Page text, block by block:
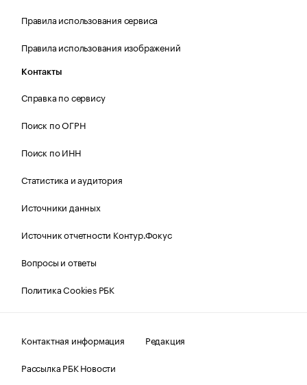
Правила использования сервиса
Правила использования изображений
Контакты
Справка по сервису
Поиск по ОГРН
Поиск по ИНН
Статистика и аудитория
Источники данных
Источник отчетности Контур.Фокус
Вопросы и ответы
Политика Cookies РБК
Контактная информация
Редакция
Рассылка РБК Новости